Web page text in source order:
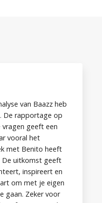
van Baazz heb
De rapportage op
vragen geeft een
vooral het
met Benito heeft
De uitkomst geeft
inspireert en
om met je eigen
gaan. Zeker voor